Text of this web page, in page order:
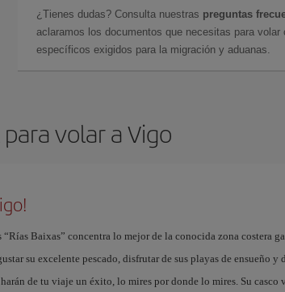
¿Tienes dudas? Consulta nuestras preguntas
aclaramos los documentos que necesitas para
específicos exigidos para la migración y aduanas.
volar a Vigo
“Rías Baixas” concentra lo mejor de la conocida zona costera
su excelente pescado, disfrutar de sus playas de ensueño
de tu viaje un éxito, lo mires por donde lo mires. Su